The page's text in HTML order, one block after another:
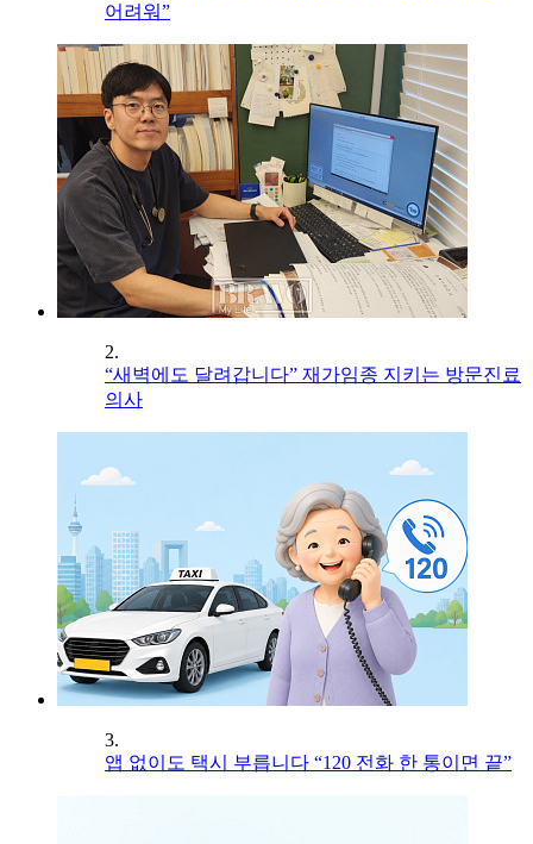
어려워”
2.
“새벽에도 달려갑니다” 재가임종 지키는 방문진료
의사
3.
앱 없이도 택시 부릅니다 “120 전화 한 통이면 끝”